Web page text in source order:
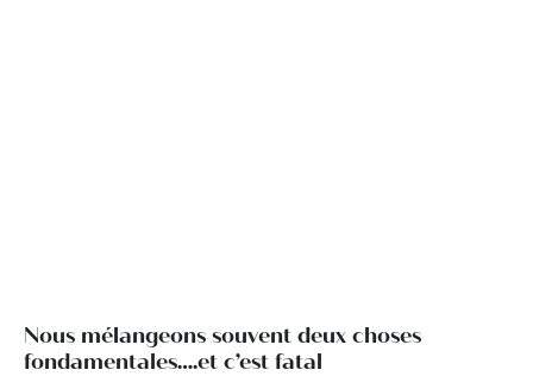
Nous mélangeons souvent deux choses
fondamentales….et c’est fatal